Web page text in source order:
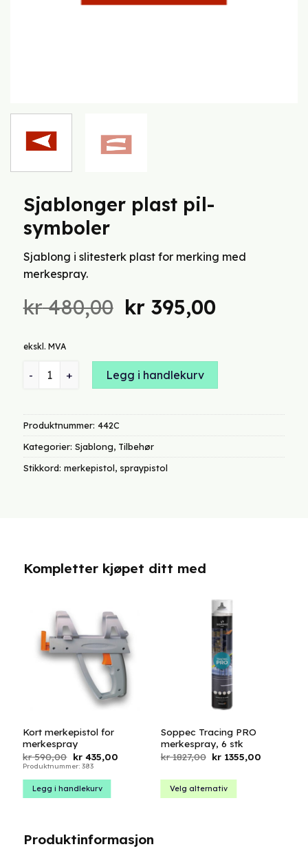
Sjablonger plast pil-
symboler
Sjablong i slitesterk plast for merking med
merkespray.
kr480,00 Opprinnelig
kr 480,00.
kr 395,00
kr 395,00.
ekskl. MVA
Sjablonger plast pil-symboler antall
Legg i handlekurv
Produktnummer: 442C
Kategorier: Sjablong, Tilbehør
Stikkord: merkepistol, spraypistol
Kompletter kjøpet ditt med
Kort merkepistol for
merkespray
kr590,00 Opprinnelig
pris
kr 590,00.
kr435,00Nåværende
kr 435,00.
Produktnummer: 383
Legg i handlekurv
Soppec Tracing PRO
merkespray, 6 stk
kr1827,00 Opprinnelig
kr 1827,00.
kr1355,00
Velg alternativ
Produktinformasjon